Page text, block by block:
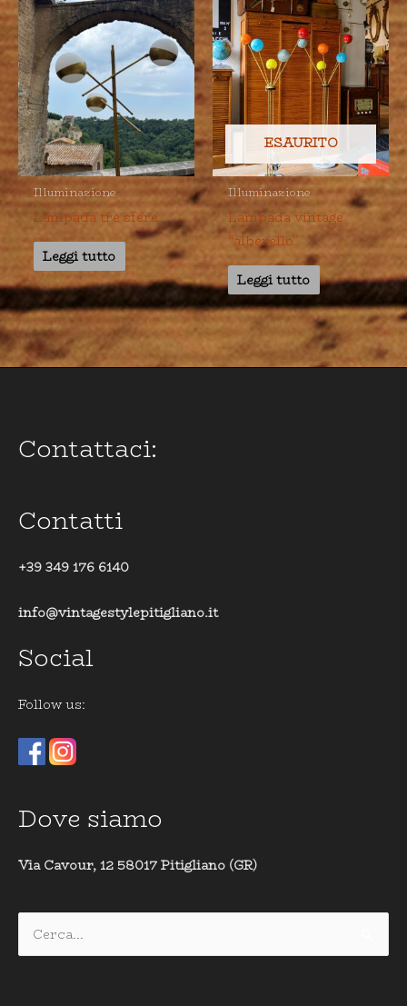
Illuminazione
Lampada tre sfere
Leggi tutto
ESAURITO
Illuminazione
Lampada vintage
“alberello”
Leggi tutto
Contattaci:
Contatti
+39 349 176 6140
info@vintagestylepitigliano.it
Social
Follow us:
Dove siamo
Via Cavour, 12 58017 Pitigliano (GR)
Cerca: